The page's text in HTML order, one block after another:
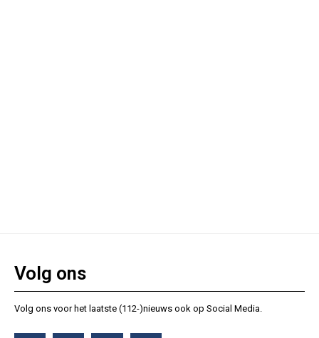
Volg ons
Volg ons voor het laatste (112-)nieuws ook op Social Media.